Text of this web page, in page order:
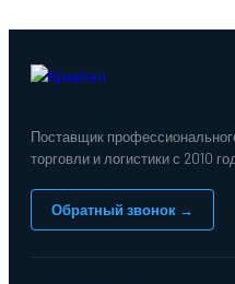
Поставщик
торговли и логистики с 2010
Обратный звонок →